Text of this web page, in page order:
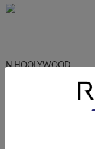
N.HOOLYWOOD